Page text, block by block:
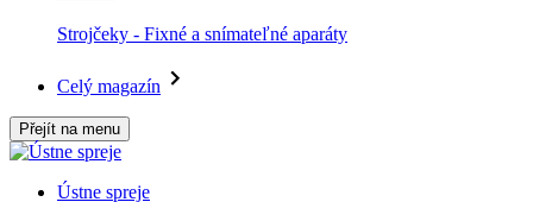
Strojčeky - Fixné a snímateľné aparáty
Celý magazín
Přejít na menu
Ústne spreje